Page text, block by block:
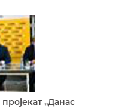
„Данас